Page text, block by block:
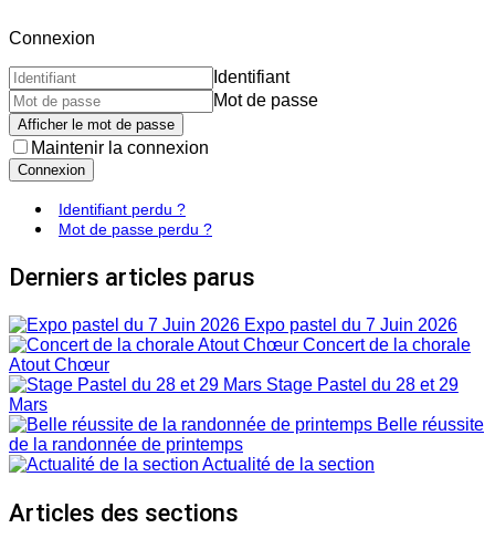
Connexion
Identifiant
Mot de passe
Afficher le mot de passe
Maintenir la connexion
Connexion
Identifiant perdu ?
Mot de passe perdu ?
Derniers articles parus
Expo pastel du 7 Juin 2026
Concert de la chorale
Atout Chœur
Stage Pastel du 28 et 29
Mars
Belle réussite
de la randonnée de printemps
Actualité de la section
Articles des sections